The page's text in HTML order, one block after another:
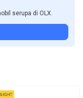
serupa di OLX.